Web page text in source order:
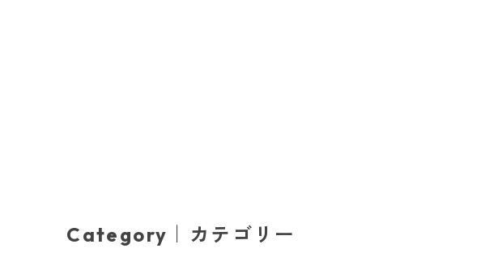
Category｜カテゴリー